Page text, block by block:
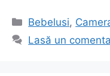
Categorii
Bebelusi,
Lasă un